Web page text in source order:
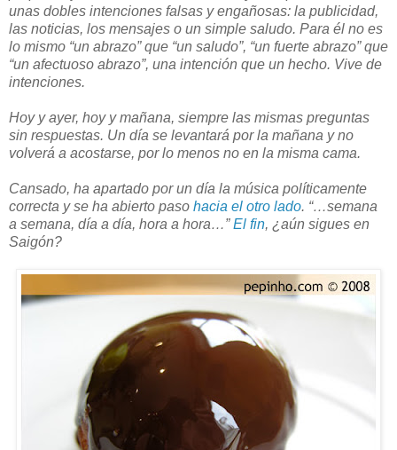
unas dobles intenciones falsas y engañosas: la publicidad,
las noticias, los mensajes o un simple saludo. Para él no es
lo mismo “un abrazo” que “un saludo”, “un fuerte abrazo” que
“un afectuoso abrazo”, una intención que un hecho. Vive de
intenciones.
Hoy y ayer, hoy y mañana, siempre las mismas preguntas
sin respuestas. Un día se levantará por la mañana y no
volverá a acostarse, por lo menos no en la misma cama.
Cansado, ha apartado por un día la música políticamente
correcta y se ha abierto paso hacia el otro lado. “…semana
a semana, día a día, hora a hora…”El fin, ¿aún sigues en
Saigón?